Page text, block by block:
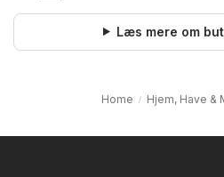
Læs mere om
Home Hjem, Have &